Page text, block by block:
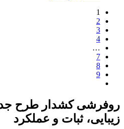
1
2
3
4
…
7
8
9
روفرشی کشدار طرح
زیبایی، ثبات و عملکرد